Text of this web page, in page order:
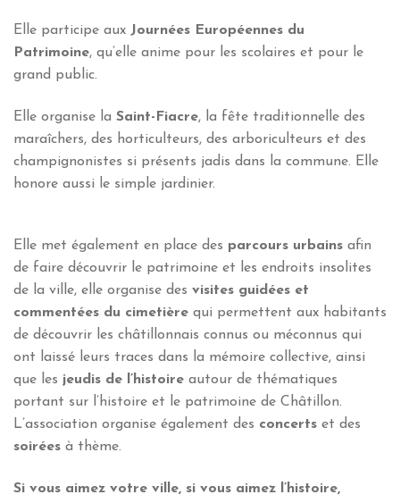
Elle participe aux Journées Européennes du
Patrimoine, qu’elle anime pour les scolaires et pour le
grand public.
Elle organise la Saint-Fiacre, la fête traditionnelle des
maraîchers, des horticulteurs, des arboriculteurs et des
champignonistes si présents jadis dans la commune. Elle
honore aussi le simple jardinier.
Elle met également en place des parcours urbains afin
de faire découvrir le patrimoine et les endroits insolites
de la ville, elle organise des visites guidées et
commentées du cimetière qui permettent aux habitants
de découvrir les châtillonnais connus ou méconnus qui
ont laissé leurs traces dans la mémoire collective, ainsi
que les jeudis de l’histoire autour de thématiques
portant sur l’histoire et le patrimoine de Châtillon.
L’association organise également des concerts et des
soirées à thème.
Si vous aimez votre ville, si vous aimez l’histoire,